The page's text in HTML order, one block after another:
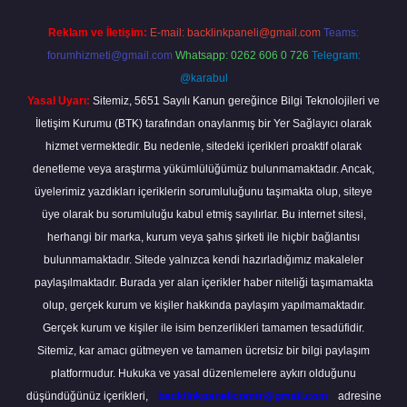
Reklam ve İletişim: E-mail: backlinkpaneli@gmail.com Teams:
forumhizmeti@gmail.com Whatsapp: 0262 606 0 726 Telegram:
@karabul
Yasal Uyarı: Sitemiz, 5651 Sayılı Kanun gereğince Bilgi Teknolojileri ve
İletişim Kurumu (BTK) tarafından onaylanmış bir Yer Sağlayıcı olarak
hizmet vermektedir. Bu nedenle, sitedeki içerikleri proaktif olarak
denetleme veya araştırma yükümlülüğümüz bulunmamaktadır. Ancak,
üyelerimiz yazdıkları içeriklerin sorumluluğunu taşımakta olup, siteye
üye olarak bu sorumluluğu kabul etmiş sayılırlar. Bu internet sitesi,
herhangi bir marka, kurum veya şahıs şirketi ile hiçbir bağlantısı
bulunmamaktadır. Sitede yalnızca kendi hazırladığımız makaleler
paylaşılmaktadır. Burada yer alan içerikler haber niteliği taşımamakta
olup, gerçek kurum ve kişiler hakkında paylaşım yapılmamaktadır.
Gerçek kurum ve kişiler ile isim benzerlikleri tamamen tesadüfidir.
Sitemiz, kar amacı gütmeyen ve tamamen ücretsiz bir bilgi paylaşım
platformudur. Hukuka ve yasal düzenlemelere aykırı olduğunu
düşündüğünüz içerikleri,
backlinkpanelicomtr@gmail.com adresine